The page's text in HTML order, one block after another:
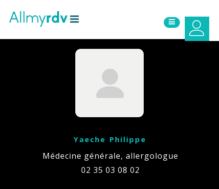
Yaeche Philippe
Médecine générale, allergologue
02 35 03 08 02